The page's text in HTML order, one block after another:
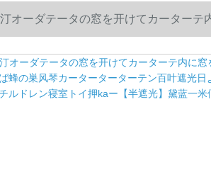
オーダテータの窓を开けてカーターテ
ン寝室トイ押kaー【半遮光】黛蓝一米